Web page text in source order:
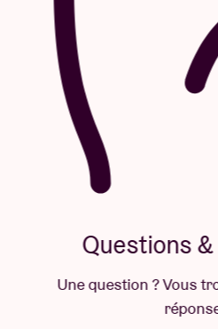
Questions &
Une question ? Vous